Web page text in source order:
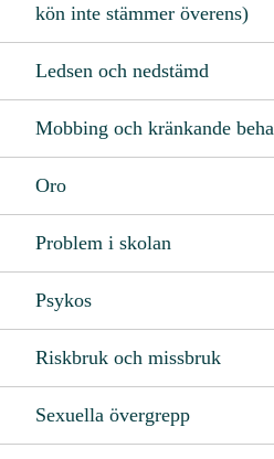
kön inte stämmer överens)
Ledsen och nedstämd
Mobbing och kränkande
Oro
Problem i skolan
Psykos
Riskbruk och missbruk
Sexuella övergrepp